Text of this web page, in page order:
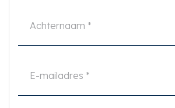
Deze informatie is door ons met de nodige
daarvan. Alle opgegeven maten en oppervlakten
zijn. Met betrekking tot deze woning is de